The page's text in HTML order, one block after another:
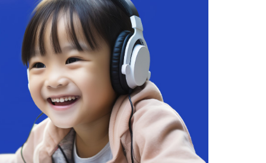
3Dデザイン／学童保育
英会話（小学生） 英会話（中学生）
クリエイティブテック
ラボ
週2回で広がる世界